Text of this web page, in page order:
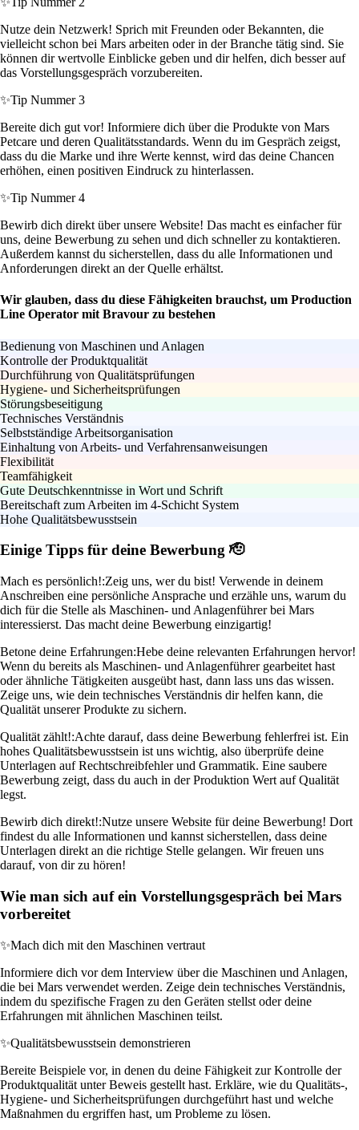
Nutze dein Netzwerk! Sprich mit Freunden oder Bekannten, die
vielleicht schon bei Mars arbeiten oder in der Branche tätig sind. Sie
können dir wertvolle Einblicke geben und dir helfen, dich besser auf
das Vorstellungsgespräch vorzubereiten.
✨Tip Nummer 3
Bereite dich gut vor! Informiere dich über die Produkte von Mars
Petcare und deren Qualitätsstandards. Wenn du im Gespräch zeigst,
dass du die Marke und ihre Werte kennst, wird das deine Chancen
erhöhen, einen positiven Eindruck zu hinterlassen.
✨Tip Nummer 4
Bewirb dich direkt über unsere Website! Das macht es einfacher für
uns, deine Bewerbung zu sehen und dich schneller zu kontaktieren.
Außerdem kannst du sicherstellen, dass du alle Informationen und
Anforderungen direkt an der Quelle erhältst.
Wir glauben, dass du diese Fähigkeiten brauchst, um Production
Line Operator mit Bravour zu bestehen
Bedienung von Maschinen und Anlagen
Kontrolle der Produktqualität
Durchführung von Qualitätsprüfungen
Hygiene- und Sicherheitsprüfungen
Störungsbeseitigung
Technisches Verständnis
Selbstständige Arbeitsorganisation
Einhaltung von Arbeits- und Verfahrensanweisungen
Flexibilität
Teamfähigkeit
Gute Deutschkenntnisse in Wort und Schrift
Bereitschaft zum Arbeiten im 4-Schicht System
Hohe Qualitätsbewusstsein
Einige Tipps für deine Bewerbung 🫡
Mach es persönlich!:Zeig uns, wer du bist! Verwende in deinem
Anschreiben eine persönliche Ansprache und erzähle uns, warum du
dich für die Stelle als Maschinen- und Anlagenführer bei Mars
interessierst. Das macht deine Bewerbung einzigartig!
Betone deine Erfahrungen:Hebe deine relevanten Erfahrungen hervor!
Wenn du bereits als Maschinen- und Anlagenführer gearbeitet hast
oder ähnliche Tätigkeiten ausgeübt hast, dann lass uns das wissen.
Zeige uns, wie dein technisches Verständnis dir helfen kann, die
Qualität unserer Produkte zu sichern.
Qualität zählt!:Achte darauf, dass deine Bewerbung fehlerfrei ist. Ein
hohes Qualitätsbewusstsein ist uns wichtig, also überprüfe deine
Unterlagen auf Rechtschreibfehler und Grammatik. Eine saubere
Bewerbung zeigt, dass du auch in der Produktion Wert auf Qualität
legst.
Bewirb dich direkt!:Nutze unsere Website für deine Bewerbung! Dort
findest du alle Informationen und kannst sicherstellen, dass deine
Unterlagen direkt an die richtige Stelle gelangen. Wir freuen uns
darauf, von dir zu hören!
Wie man sich auf ein Vorstellungsgespräch bei Mars
vorbereitet
✨Mach dich mit den Maschinen vertraut
Informiere dich vor dem Interview über die Maschinen und Anlagen,
die bei Mars verwendet werden. Zeige dein technisches Verständnis,
indem du spezifische Fragen zu den Geräten stellst oder deine
Erfahrungen mit ähnlichen Maschinen teilst.
✨Qualitätsbewusstsein demonstrieren
Bereite Beispiele vor, in denen du deine Fähigkeit zur Kontrolle der
Produktqualität unter Beweis gestellt hast. Erkläre, wie du Qualitäts-,
Hygiene- und Sicherheitsprüfungen durchgeführt hast und welche
Maßnahmen du ergriffen hast, um Probleme zu lösen.